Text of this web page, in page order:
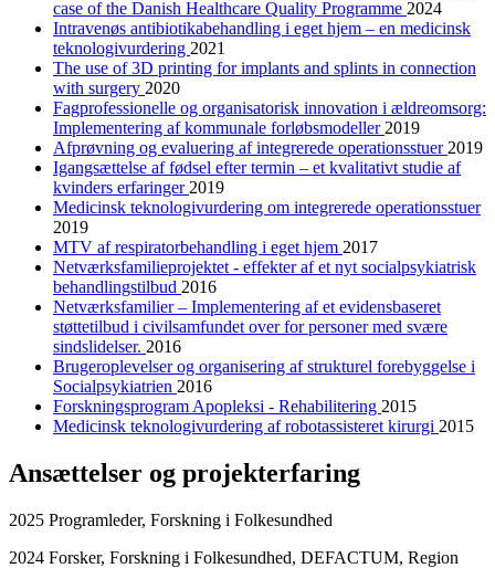
case of the Danish Healthcare Quality Programme 2024
Intravenøs antibiotikabehandling i eget hjem – en medicinsk
teknologivurdering 2021
The use of 3D printing for implants and splints in connection
with surgery 2020
Fagprofessionelle og organisatorisk innovation i ældreomsorg:
Implementering af kommunale forløbsmodeller 2019
Afprøvning og evaluering af integrerede operationsstuer 2019
Igangsættelse af fødsel efter termin – et kvalitativt studie af
kvinders erfaringer 2019
Medicinsk teknologivurdering om integrerede operationsstuer
2019
MTV af respiratorbehandling i eget hjem 2017
Netværksfamilieprojektet - effekter af et nyt socialpsykiatrisk
behandlingstilbud 2016
Netværksfamilier – Implementering af et evidensbaseret
støttetilbud i civilsamfundet over for personer med svære
sindslidelser. 2016
Brugeroplevelser og organisering af strukturel forebyggelse i
Socialpsykiatrien 2016
Forskningsprogram Apopleksi - Rehabilitering 2015
Medicinsk teknologivurdering af robotassisteret kirurgi 2015
Ansættelser og projekterfaring
2025 Programleder, Forskning i Folkesundhed
2024 Forsker, Forskning i Folkesundhed, DEFACTUM, Region